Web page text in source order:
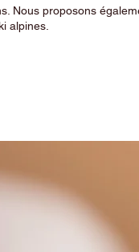
Nous proposons
alpines.